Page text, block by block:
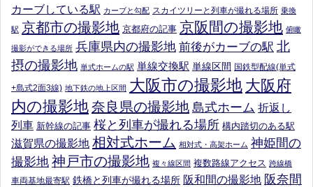
カーブしている駅 カーブと勾配 スカイツリーと列車が撮れる場所 乗換
駅 京都市の撮影地 京都府の記事 京阪間の撮影地 俯瞰
撮影ができる場所 兵庫県内の撮影地 前後がカーブの駅 北
摂の撮影地 単式ホームの駅 単線交換駅 単線区間 国鉄型配線(単式
+島式2面3線) 地下鉄の地上区間 大阪市の撮影地 大阪府
内の撮影地奈良県の撮影地 島式ホーム 折返し
列車 新幹線の記事 桜と列車が撮れる場所 構内踏切のある駅
滋賀県の撮影地 相対式ホーム 相対式・高架ホーム 神姫間の
撮影地神戸市の撮影地 複々線区間 複数路線アクセス 跨線橋
車両基地最寄駅 鉄橋と列車が撮れる場所 阪和間の撮影地 阪奈間